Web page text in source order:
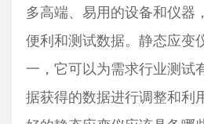
多高端、易用的设备和仪器
便利和测试数据。静态应变
一，它可以为需求行业测试
据获得的数据进行调整和利